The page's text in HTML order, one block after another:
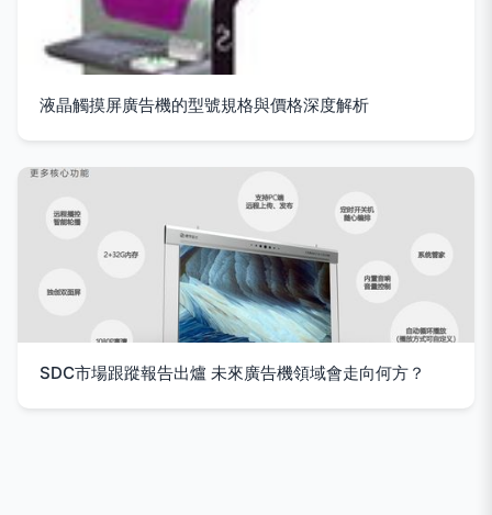
液晶觸摸屏廣告機的型號規格與價格深度解析
SDC市場跟蹤報告出爐 未來廣告機領域會走向何方？